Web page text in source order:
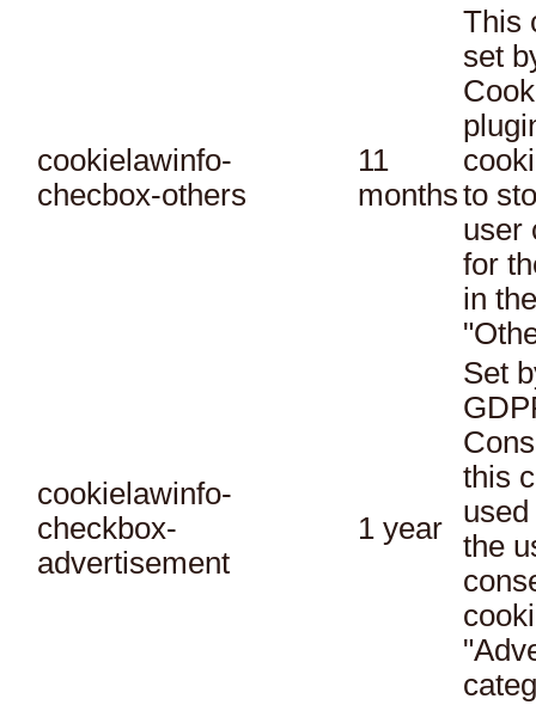
cookielawinfo-
checbox-others
11
months
This
set
to
user
for
in
cookielawinfo-
checkbox-
advertisement
1 year
Set
this
the